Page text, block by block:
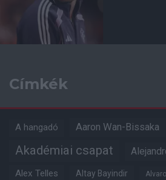
Címkék
A hangadó Aaron Wan-Bissaka
Akadémiai csapat
Alex Telles Altay Bayindir